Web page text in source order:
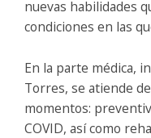
nuevas habilidades
condiciones en las
En la parte médica,
Torres, se atiende
momentos:
COVID, así como